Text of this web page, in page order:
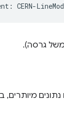
גרסה).
מיותרים,